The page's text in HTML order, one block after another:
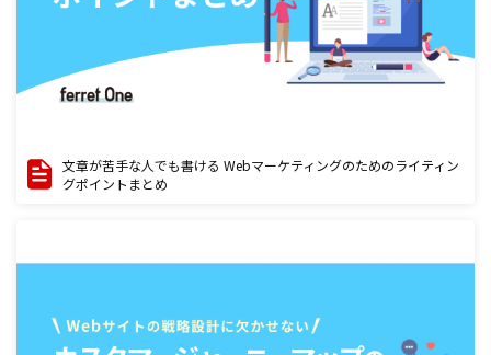
文章が苦手な人でも書ける Webマーケティングのためのライティン
グポイントまとめ